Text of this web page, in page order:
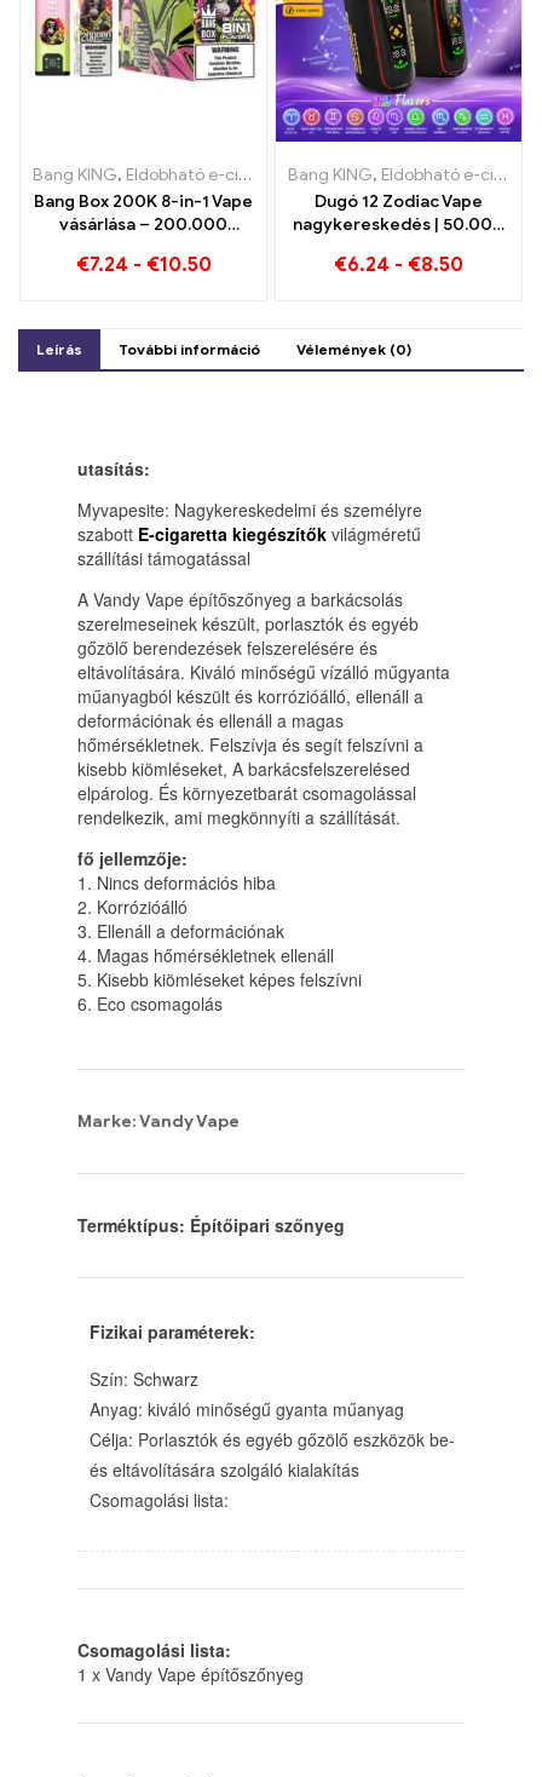
Bang KING, Eldobható e-cigaretta ,Eldobható e-cigaretta
Bang Box 200K 8-in-1 Vape
vásárlása – 200.000
€7.24 - €10.50
Bang KING, Eldobható e-cigaretta
Dugó 12 Zodiac Vape
nagykereskedés | 50.000
€6.24 - €8.50
Leírás További információ Vélemények (0)
utasítás:
Myvapesite: Nagykereskedelmi és személyre
szabott E-cigaretta kiegészítők világméretű
szállítási támogatással
A Vandy Vape építőszőnyeg a barkácsolás
szerelmeseinek készült, porlasztók és egyéb
gőzölő berendezések felszerelésére és
eltávolítására. Kiváló minőségű vízálló műgyanta
műanyagból készült és korrózióálló, ellenáll a
deformációnak és ellenáll a magas
hőmérsékletnek. Felszívja és segít felszívni a
kisebb kiömléseket, A barkácsfelszerelésed
elpárolog. És környezetbarát csomagolással
rendelkezik, ami megkönnyíti a szállítását.
fő jellemzője:
1. Nincs deformációs hiba
2. Korrózióálló
3. Ellenáll a deformációnak
4. Magas hőmérsékletnek ellenáll
5. Kisebb kiömléseket képes felszívni
6. Eco csomagolás
Marke: Vandy Vape
Terméktípus: Építőipari szőnyeg
Fizikai paraméterek:
Szín: Schwarz
Anyag: kiváló minőségű gyanta műanyag
Célja: Porlasztók és egyéb gőzölő eszközök be-
és eltávolítására szolgáló kialakítás
Csomagolási lista:
Csomagolási lista:
1 x Vandy Vape építőszőnyeg